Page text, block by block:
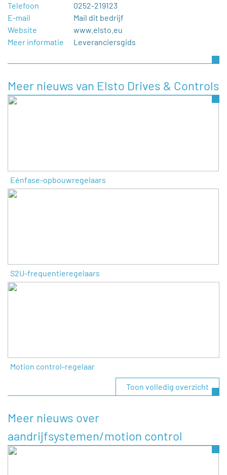
Telefoon
0252-219123
E-mail
Mail dit bedrijf
Website
www.elsto.eu
Meer informatie
Leveranciersgids
Meer nieuws van Elsto Drives & Controls
Eénfase-opbouwregelaars
S2U-frequentieregelaars
Motion control-regelaar
Toon volledig overzicht
Meer nieuws over
aandrijfsystemen/motion control